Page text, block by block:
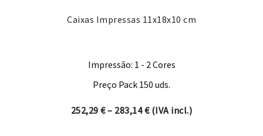
Caixas Impressas 11x18x10 cm
Impressão: 1 - 2 Cores
Preço Pack 150 uds.
252,29€– 283,14€Price range: 252,29 €
(IVA incl.)